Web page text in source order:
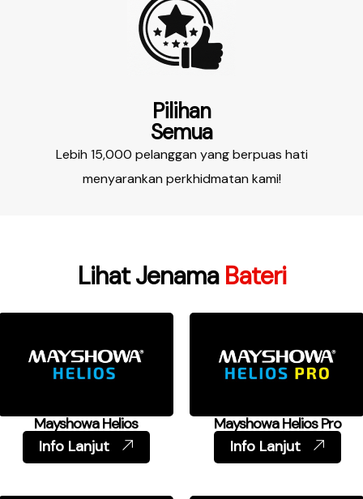
Pilihan
Semua
Lebih 15,000 pelanggan yang berpuas hati
menyarankan perkhidmatan kami!
Lihat Jenama Bateri
Mayshowa Helios
Info Lanjut
Mayshowa Helios Pro
Info Lanjut